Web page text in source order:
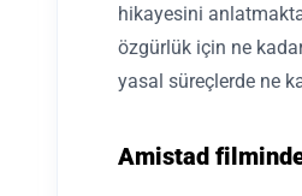
hikayesini
özgürlük için ne
yasal süreçlerde ne
Amistad